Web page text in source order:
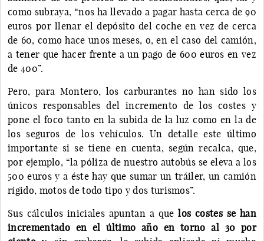
como subraya, “nos ha llevado a pagar hasta cerca de 90
euros por llenar el depósito del coche en vez de cerca
de 60, como hace unos meses, o, en el caso del camión,
a tener que hacer frente a un pago de 600 euros en vez
de 400”.
Pero, para Montero, los carburantes no han sido los
únicos responsables del incremento de los costes y
pone el foco tanto en la subida de la luz como en la de
los seguros de los vehículos. Un detalle este último
importante si se tiene en cuenta, según recalca, que,
por ejemplo, “la póliza de nuestro autobús se eleva a los
500 euros y a éste hay que sumar un tráiler, un camión
rígido, motos de todo tipo y dos turismos”.
Sus cálculos iniciales apuntan a quelos costes se han
incrementado en el último año en torno al 30 por